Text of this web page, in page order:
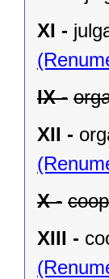
XI -
IX -
XII -
X -
XIII -